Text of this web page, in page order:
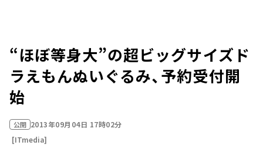
“ほぼ等身大”の超ビッグサイズド
ラえもんぬいぐるみ、予約受付開
始
公開 2013年09月04日 17時02分
[ITmedia]